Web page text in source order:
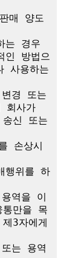
매 양도
는 경우
인 방법으
사용하는
경 또는
회사가
신 또는
손상시
행위를 하
역을 이
만을 목
3자에게
는 용역